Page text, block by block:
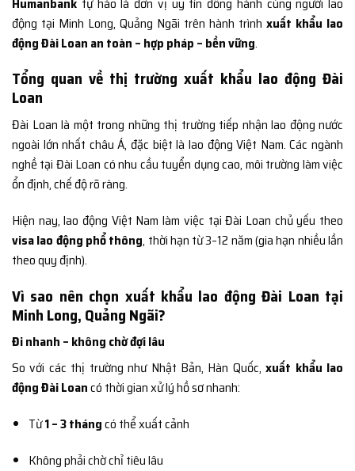
động tại Minh Long, Quảng Ngãi trên hành trình xuất khẩu lao
động Đài Loan an toàn – hợp pháp – bền vững.
Tổng quan về thị trường xuất khẩu lao động Đài
Loan
Đài Loan là một trong những thị trường tiếp nhận lao động nước
ngoài lớn nhất châu Á, đặc biệt là lao động Việt Nam. Các ngành
nghề tại Đài Loan có nhu cầu tuyển dụng cao, môi trường làm việc
ổn định, chế độ rõ ràng.
Hiện nay, lao động Việt Nam làm việc tại Đài Loan chủ yếu theo
visa lao động phổ thông, thời hạn từ 3–12 năm (gia hạn nhiều lần
theo quy định).
Vì sao nên chọn xuất khẩu lao động Đài Loan tại
Minh Long, Quảng Ngãi?
Đi nhanh – không chờ đợi lâu
So với các thị trường như Nhật Bản, Hàn Quốc,xuất khẩu lao
động Đài Loancó thời gian xử lý hồ sơ nhanh:
Từ1 – 3 thángcó thể xuất cảnh
Không phải chờ chỉ tiêu lâu